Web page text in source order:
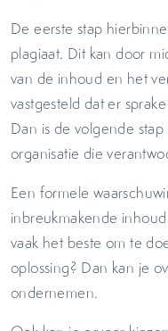
De eerste stap
plagiaat. Dit kan door
van de inhoud en het
vastgesteld dat er
Dan is de volgende
organisatie die
Een formele
inbreukmakende
vaak het beste om te
oplossing? Dan kan je
ondernemen.